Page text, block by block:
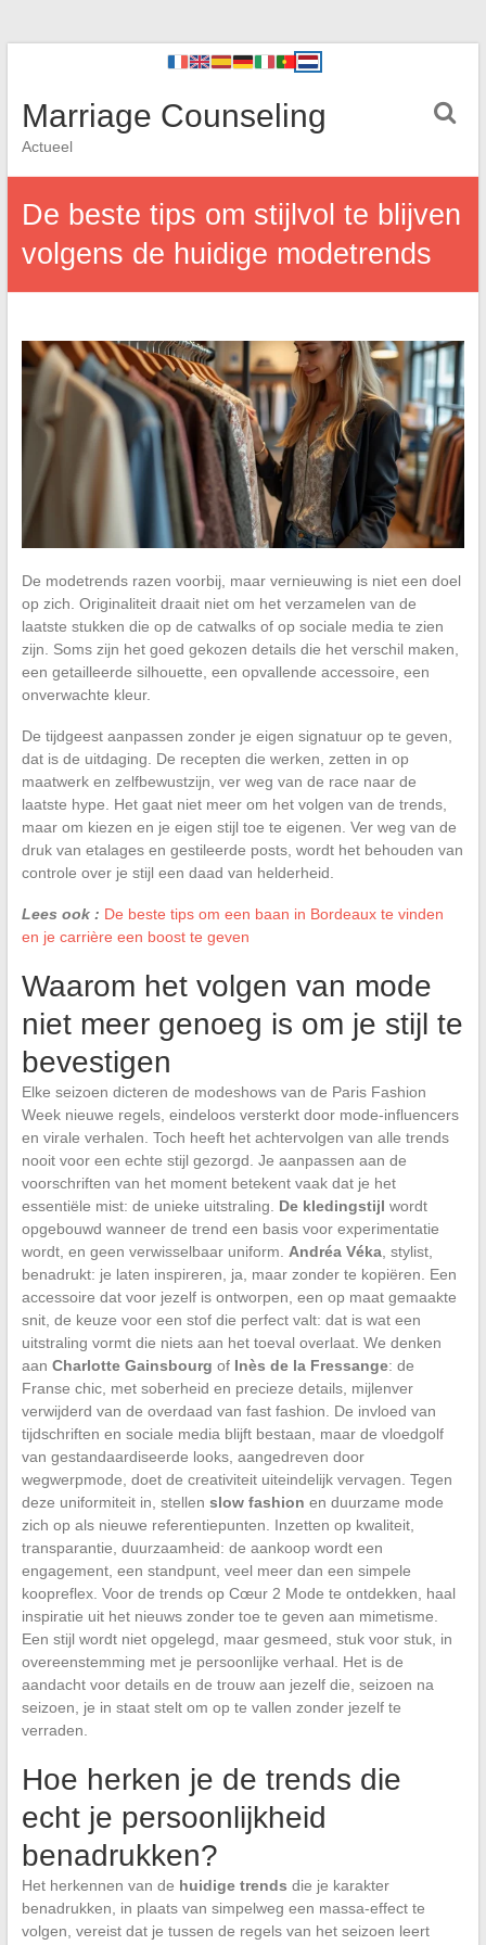
Marriage Counseling
Actueel
De beste tips om stijlvol te blijven
volgens de huidige modetrends
De modetrends razen voorbij, maar vernieuwing is niet een doel
op zich. Originaliteit draait niet om het verzamelen van de
laatste stukken die op de catwalks of op sociale media te zien
zijn. Soms zijn het goed gekozen details die het verschil maken,
een getailleerde silhouette, een opvallende accessoire, een
onverwachte kleur.
De tijdgeest aanpassen zonder je eigen signatuur op te geven,
dat is de uitdaging. De recepten die werken, zetten in op
maatwerk en zelfbewustzijn, ver weg van de race naar de
laatste hype. Het gaat niet meer om het volgen van de trends,
maar om kiezen en je eigen stijl toe te eigenen. Ver weg van de
druk van etalages en gestileerde posts, wordt het behouden van
controle over je stijl een daad van helderheid.
Lees ook : De beste tips om een baan in Bordeaux te vinden
en je carrière een boost te geven
Waarom het volgen van mode
niet meer genoeg is om je stijl te
bevestigen
Elke seizoen dicteren de modeshows van de Paris Fashion
Week nieuwe regels, eindeloos versterkt door mode-influencers
en virale verhalen. Toch heeft het achtervolgen van alle trends
nooit voor een echte stijl gezorgd. Je aanpassen aan de
voorschriften van het moment betekent vaak dat je het
essentiële mist: de unieke uitstraling. De kledingstijl wordt
opgebouwd wanneer de trend een basis voor experimentatie
wordt, en geen verwisselbaar uniform. Andréa Véka, stylist,
benadrukt: je laten inspireren, ja, maar zonder te kopiëren. Een
accessoire dat voor jezelf is ontworpen, een op maat gemaakte
snit, de keuze voor een stof die perfect valt: dat is wat een
uitstraling vormt die niets aan het toeval overlaat. We denken
aan Charlotte Gainsbourg of Inès de la Fressange: de
Franse chic, met soberheid en precieze details, mijlenver
verwijderd van de overdaad van fast fashion. De invloed van
tijdschriften en sociale media blijft bestaan, maar de vloedgolf
van gestandaardiseerde looks, aangedreven door
wegwerpmode, doet de creativiteit uiteindelijk vervagen. Tegen
deze uniformiteit in, stellen slow fashion en duurzame mode
zich op als nieuwe referentiepunten. Inzetten op kwaliteit,
transparantie, duurzaamheid: de aankoop wordt een
engagement, een standpunt, veel meer dan een simpele
koopreflex. Voor de trends op Cœur 2 Mode te ontdekken, haal
inspiratie uit het nieuws zonder toe te geven aan mimetisme.
Een stijl wordt niet opgelegd, maar gesmeed, stuk voor stuk, in
overeenstemming met je persoonlijke verhaal. Het is de
aandacht voor details en de trouw aan jezelf die, seizoen na
seizoen, je in staat stelt om op te vallen zonder jezelf te
verraden.
Hoe herken je de trends die
echt je persoonlijkheid
benadrukken?
Het herkennen van de huidige trends die je karakter
benadrukken, in plaats van simpelweg een massa-effect te
volgen, vereist dat je tussen de regels van het seizoen leert